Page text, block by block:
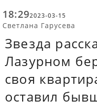
18:292023-03-15
Светлана Гарусева
Звезда
Лазурном
своя
оставил